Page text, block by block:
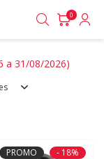
0
a 31/08/2026)
PROMO - 18%